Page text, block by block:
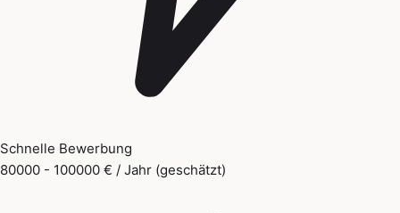
Schnelle Bewerbung
80000 - 100000 € / Jahr (geschätzt)